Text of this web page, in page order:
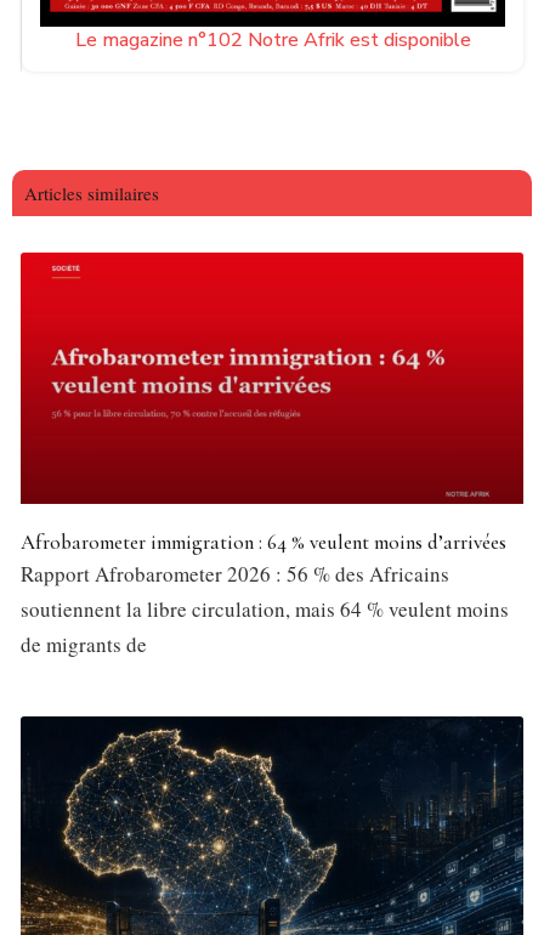
Le magazine n°102 Notre Afrik est disponible
Articles similaires
Afrobarometer immigration : 64 % veulent moins d’arrivées
Rapport Afrobarometer 2026 : 56 % des Africains
soutiennent la libre circulation, mais 64 % veulent moins
de migrants de